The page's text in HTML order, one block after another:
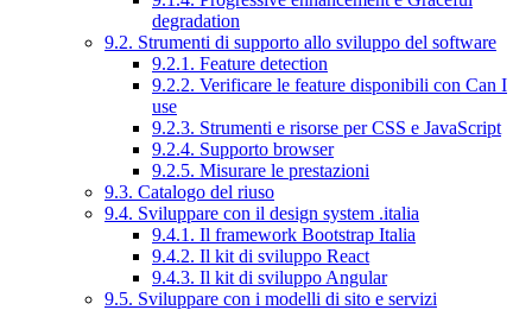
degradation
9.2. Strumenti di supporto allo sviluppo del software
9.2.1. Feature detection
9.2.2. Verificare le feature disponibili con Can I
use
9.2.3. Strumenti e risorse per CSS e JavaScript
9.2.4. Supporto browser
9.2.5. Misurare le prestazioni
9.3. Catalogo del riuso
9.4. Sviluppare con il design system .italia
9.4.1. Il framework Bootstrap Italia
9.4.2. Il kit di sviluppo React
9.4.3. Il kit di sviluppo Angular
9.5. Sviluppare con i modelli di sito e servizi